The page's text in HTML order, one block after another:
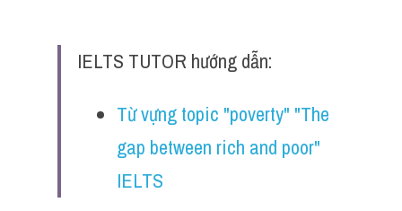
Đề thi thật Task 2
IELTS TUTOR hướng dẫn:
Từ vựng topic "poverty" "The
gap between rich and poor"
IELTS